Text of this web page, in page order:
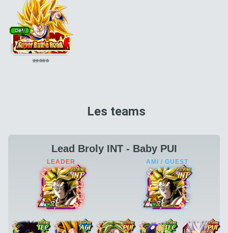
⭐⭐⭐⭐⭐
Les teams
Lead Broly INT - Baby PUI